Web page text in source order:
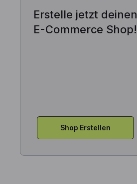
Erstelle jetzt deinen
E-Commerce Shop!
Shop Erstellen